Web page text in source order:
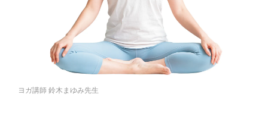
ヨガ講師 鈴木まゆみ先生